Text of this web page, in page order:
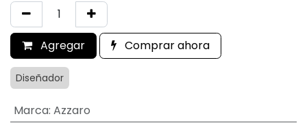
Agregar Comprar ahora
Diseñador
Marca: Azzaro